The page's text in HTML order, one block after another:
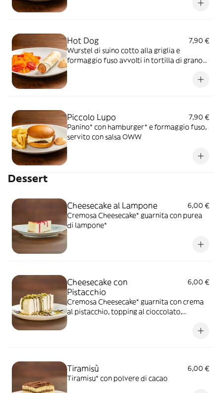
Hot Dog
7,90 €
Wurstel di suino cotto alla griglia e
formaggio fuso avvolti in tortilla di grano
Piccolo Lupo
7,90 €
Panino* con hamburger* e formaggio fuso,
servito con salsa OWW
Dessert
Cheesecake al Lampone
6,00 €
Cremosa Cheesecake* guarnita con purea
di lampone*
Cheesecake con
Pistacchio
6,00 €
Cremosa Cheesecake* guarnita con crema
al pistacchio, topping al cioccolato,
Tiramisù
6,00 €
Tiramisu* con polvere di cacao